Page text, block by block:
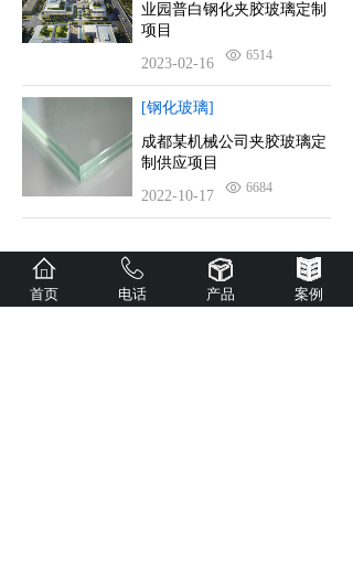
业园普白钢化夹胶玻璃定制
项目
2023-02-16
6514
[钢化玻璃]
成都某机械公司夹胶玻璃定
制供应项目
2022-10-17
6684
首页 电话 产品 案例